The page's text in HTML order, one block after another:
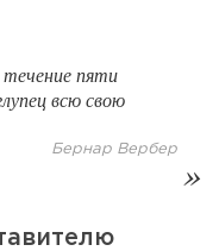
течение пяти
всю свою
Бернар Вербер